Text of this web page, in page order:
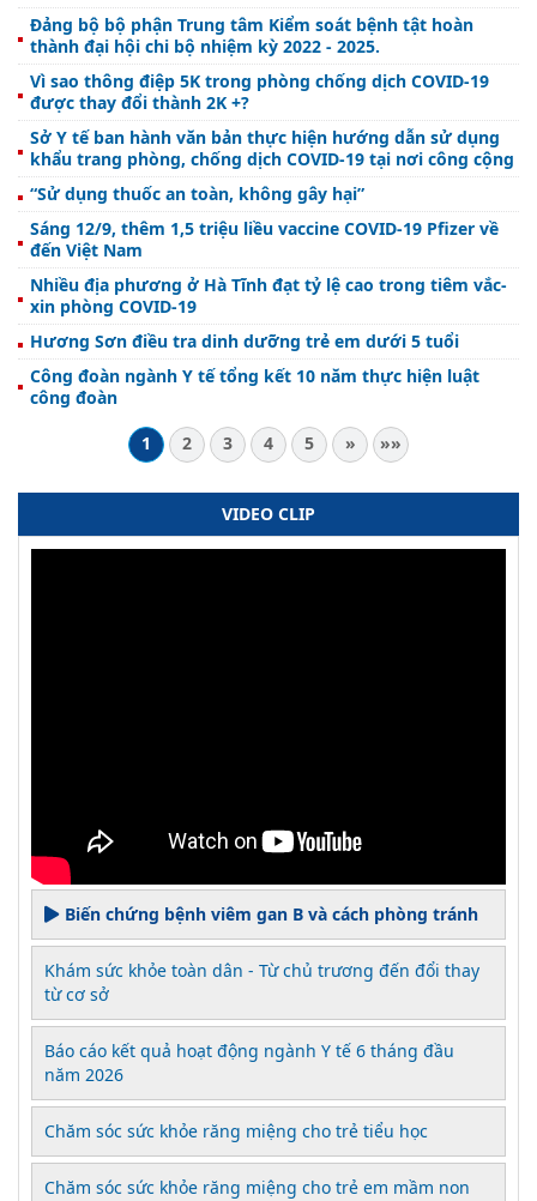
Đảng bộ bộ phận Trung tâm Kiểm soát bệnh tật hoàn
thành đại hội chi bộ nhiệm kỳ 2022 - 2025.
Vì sao thông điệp 5K trong phòng chống dịch COVID-19
được thay đổi thành 2K +?
Sở Y tế ban hành văn bản thực hiện hướng dẫn sử dụng
khẩu trang phòng, chống dịch COVID-19 tại nơi công cộng
“Sử dụng thuốc an toàn, không gây hại”
Sáng 12/9, thêm 1,5 triệu liều vaccine COVID-19 Pfizer về
đến Việt Nam
Nhiều địa phương ở Hà Tĩnh đạt tỷ lệ cao trong tiêm vắc-
xin phòng COVID-19
Hương Sơn điều tra dinh dưỡng trẻ em dưới 5 tuổi
Công đoàn ngành Y tế tổng kết 10 năm thực hiện luật
công đoàn
1
2 3 4 5 » »»
VIDEO CLIP
Biến chứng bệnh viêm gan B và cách phòng tránh
Khám sức khỏe toàn dân - Từ chủ trương đến đổi thay
từ cơ sở
Báo cáo kết quả hoạt động ngành Y tế 6 tháng đầu
năm 2026
Chăm sóc sức khỏe răng miệng cho trẻ tiểu học
Chăm sóc sức khỏe răng miệng cho trẻ em mầm non